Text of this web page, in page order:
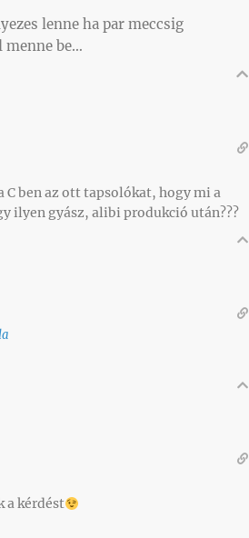
lenne ha par meccsig
be…
C ben az ott tapsolókat, hogy mi a
ilyen gyász, alibi produkció után???
a kérdést